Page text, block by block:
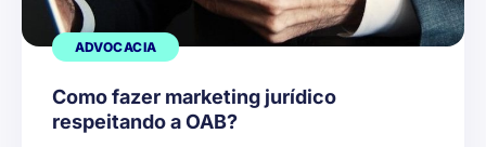
ADVOCACIA
Como fazer marketing jurídico
respeitando a OAB?